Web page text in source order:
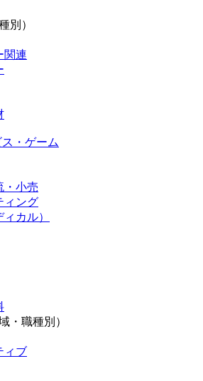
別）
関連
・ゲーム
・小売
ィング
カル）
・職種別）
ィブ